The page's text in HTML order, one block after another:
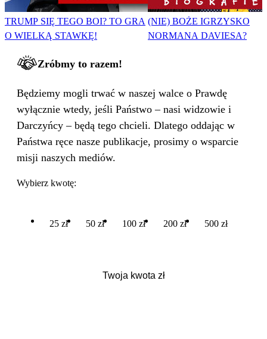
TRUMP SIĘ TEGO BOI? TO GRA
O WIELKĄ STAWKĘ!
(NIE) BOŻE IGRZYSKO
NORMANA DAVIESA?
Zróbmy to razem!
Będziemy mogli trwać w naszej walce o Prawdę
wyłącznie wtedy, jeśli Państwo – nasi widzowie i
Darczyńcy – będą tego chcieli. Dlatego oddając w
Państwa ręce nasze publikacje, prosimy o wsparcie
misji naszych mediów.
Wybierz kwotę:
25 zł 50 zł 100 zł 200 zł 500 zł